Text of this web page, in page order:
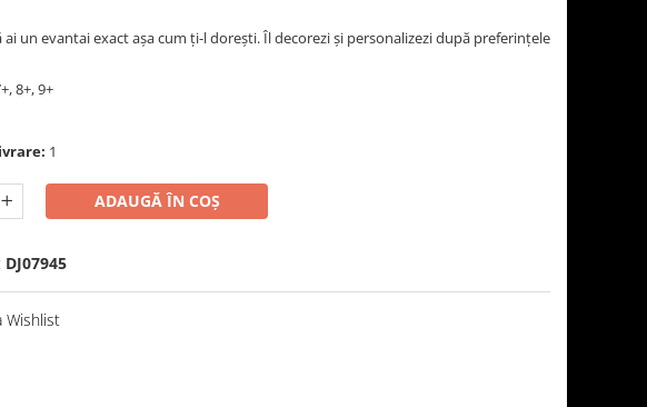
ai un evantai exact așa cum ți-l dorești. Îl decorezi și personalizezi după preferințele
8+, 9+
1
ADAUGĂ ÎN COȘ
DJ07945
Wishlist